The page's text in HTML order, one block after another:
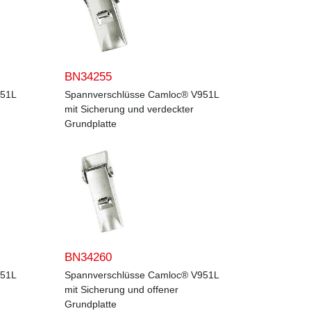
BN34255
Spannverschlüsse Camloc® V951L
mit Sicherung und verdeckter
Grundplatte
BN34260
Spannverschlüsse Camloc® V951L
mit Sicherung und offener
Grundplatte